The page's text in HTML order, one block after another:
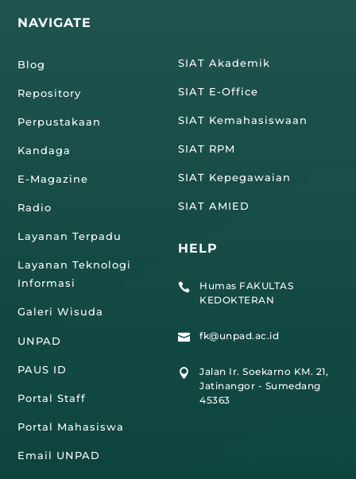
NAVIGATE
Blog
Repository
Perpustakaan
Kandaga
E-Magazine
Radio
Layanan Terpadu
Layanan Teknologi
Informasi
Galeri Wisuda
UNPAD
PAUS ID
Portal Staff
Portal Mahasiswa
Email UNPAD
SIAT Akademik
SIAT E-Office
SIAT Kemahasiswaan
SIAT RPM
SIAT Kepegawaian
SIAT AMIED
HELP

Humas FAKULTAS
KEDOKTERAN
 fk@unpad.ac.id

Jalan Ir. Soekarno KM. 21,
Jatinangor - Sumedang
45363